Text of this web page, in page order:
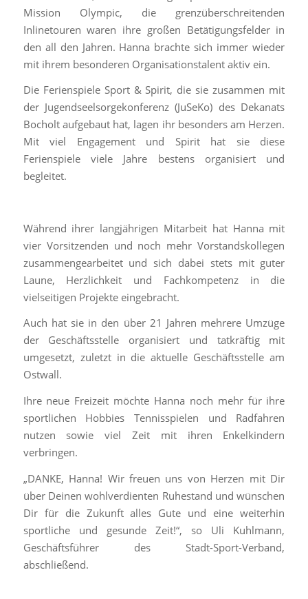
Mission Olympic, die grenzüberschreitenden
Inlinetouren waren ihre großen Betätigungsfelder in
den all den Jahren. Hanna brachte sich immer wieder
mit ihrem besonderen Organisationstalent aktiv ein.
Die Ferienspiele Sport & Spirit, die sie zusammen mit
der Jugendseelsorgekonferenz (JuSeKo) des Dekanats
Bocholt aufgebaut hat, lagen ihr besonders am Herzen.
Mit viel Engagement und Spirit hat sie diese
Ferienspiele viele Jahre bestens organisiert und
begleitet.
Während ihrer langjährigen Mitarbeit hat Hanna mit
vier Vorsitzenden und noch mehr Vorstandskollegen
zusammengearbeitet und sich dabei stets mit guter
Laune, Herzlichkeit und Fachkompetenz in die
vielseitigen Projekte eingebracht.
Auch hat sie in den über 21 Jahren mehrere Umzüge
der Geschäftsstelle organisiert und tatkräftig mit
umgesetzt, zuletzt in die aktuelle Geschäftsstelle am
Ostwall.
Ihre neue Freizeit möchte Hanna noch mehr für ihre
sportlichen Hobbies Tennisspielen und Radfahren
nutzen sowie viel Zeit mit ihren Enkelkindern
verbringen.
„DANKE, Hanna! Wir freuen uns von Herzen mit Dir
über Deinen wohlverdienten Ruhestand und wünschen
Dir für die Zukunft alles Gute und eine weiterhin
sportliche und gesunde Zeit!“, so Uli Kuhlmann,
Geschäftsführer des Stadt-Sport-Verband,
abschließend.